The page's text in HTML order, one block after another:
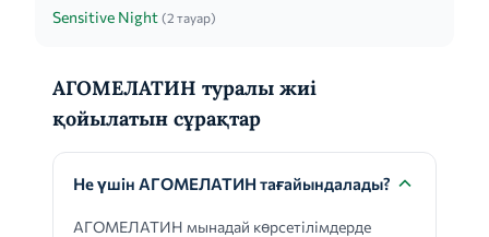
Sensitive Night (2 тауар)
АГОМЕЛАТИН туралы жиі
қойылатын сұрақтар
Не үшін АГОМЕЛАТИН тағайындалады?
АГОМЕЛАТИН мынадай көрсетілімдерде